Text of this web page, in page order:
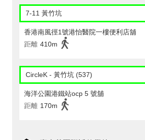
7-11 黃竹坑
香港南風徑1號港怡醫院一樓便利店舖
距離 410m
CircleK - 黃竹坑 (537)
海洋公園港鐵站ocp 5 號舖
距離 170m